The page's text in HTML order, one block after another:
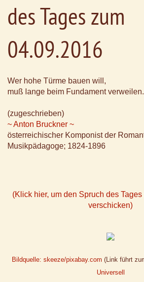
des Tages zum
04.09.2016
Wer hohe Türme bauen will,
muß lange beim Fundament verweilen.
(zugeschrieben)
~ Anton Bruckner ~
österreichischer Komponist der
Musikpädagoge; 1824-1896
(Klick hier, um den Spruch des
verschicken)
Bildquelle: skeeze/pixabay.com (Link führt
Universell